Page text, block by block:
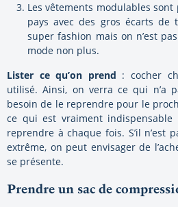
Les vêtements modulables sont
pays avec des gros écarts de
super fashion mais on n’est
mode non plus.
Lister ce qu’on prend : cocher
utilisé. Ainsi, on verra ce qui n’a
besoin de le reprendre pour le
ce qui est vraiment indispensable
reprendre à chaque fois. S’il n’est
extrême, on peut envisager de
se présente.
Prendre un sac de